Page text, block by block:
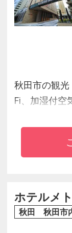
秋田市の観
Fi、加湿付空
ィセットを
ジンバス停
田中央ＩＣ
ホテルメ
秋田 秋田市